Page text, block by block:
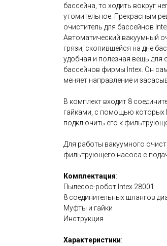
бассейна, то ходить вокруг
утомительное. Прекрасным
очиститель для бассейнов
Автоматический вакуумный
грязи, скопившейся на дне
удобная и полезная вещь для
бассейнов фирмы Intex. Он
меняет направление и
В комплект входит 8
гайками, с помощью которых
подключить его к
Для работы вакуумного
фильтрующего насоса с
Комплектация:
Пылесос-робот Intex 28001
8 соединительных шлангов
Муфты и гайки
Инструкция
Характеристики: